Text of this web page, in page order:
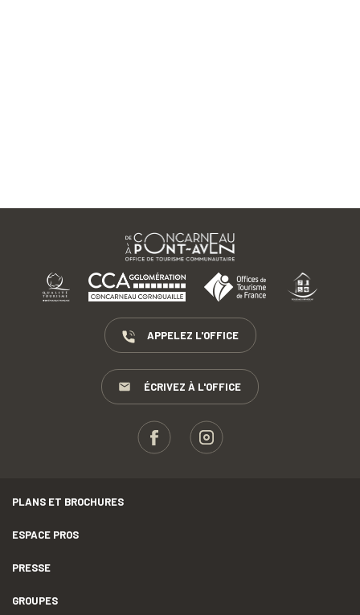
APPELEZ L'OFFICE
ÉCRIVEZ À L'OFFICE
PLANS ET BROCHURES
ESPACE PROS
PRESSE
GROUPES